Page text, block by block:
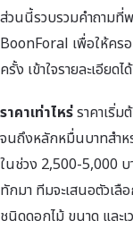
ส่วนนี้รวบรวมคำถาม
BoonForal เพื่อให้คร
ครั้ง เข้าใจรายละเอียด
ราคาเท่าไหร่ราคาเริ่
จนถึงหลักหมื่นบาทสำ
ในช่วง 2,500-5,000 บ
ทักมา ทีมจะเสนอตัวเลื
ชนิดดอกไม้ ขนาด และเ